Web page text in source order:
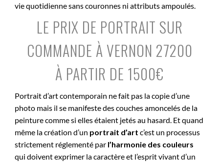
vie quotidienne sans couronnes ni attributs ampoulés.
LE PRIX DE PORTRAIT SUR
COMMANDE À VERNON 27200
À PARTIR DE 1500€
Portrait d’art contemporain ne fait pas la copie d’une
photo mais il se manifeste des couches amoncelés de la
peinture comme si elles étaient jetés au hasard. Et quand
même la création d’un portrait d’art c’est un processus
strictement réglementé par l’harmonie des couleurs
qui doivent exprimer la caractère et l’esprit vivant d’un